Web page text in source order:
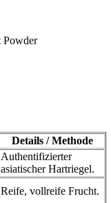
Details / Methode
Authentifizierter
asiatischer Hartriegel.
Reife, vollreife Frucht.